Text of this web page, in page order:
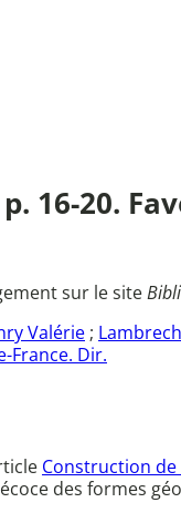
16-20.
sur le site
Valérie ;
France. Dir.
Construction de
des formes